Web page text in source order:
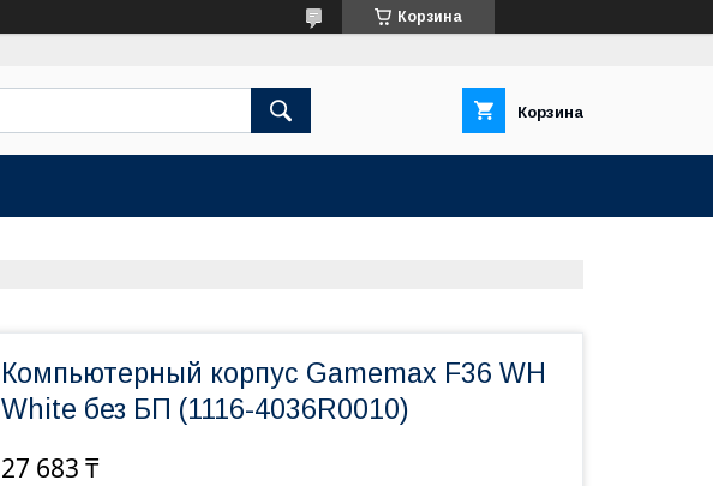
Корзина
Корзина
Компьютерный корпус Gamemax F36 WH
White без БП (1116-4036R0010)
27 683 ₸